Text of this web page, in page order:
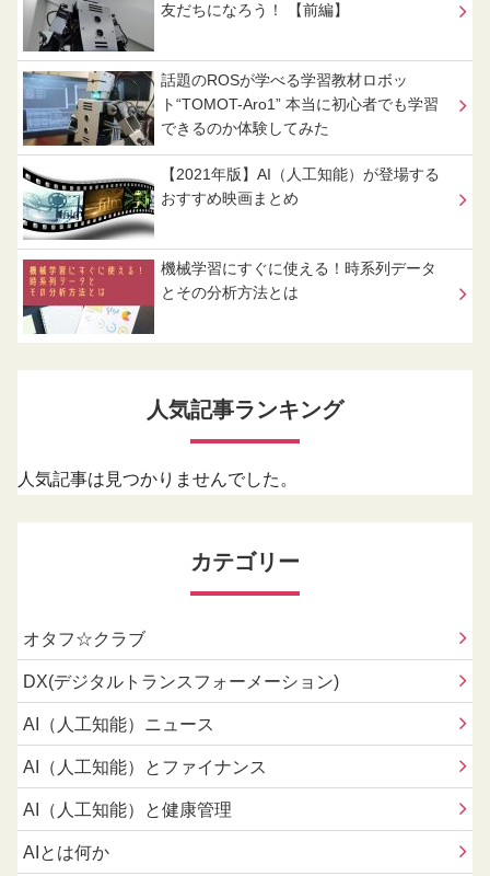
友だちになろう！ 【前編】
話題のROSが学べる学習教材ロボッ
ト“TOMOT-Aro1” 本当に初心者でも学習
できるのか体験してみた
【2021年版】AI（人工知能）が登場する
おすすめ映画まとめ
機械学習にすぐに使える！時系列データ
とその分析方法とは
人気記事ランキング
人気記事は見つかりませんでした。
カテゴリー
オタフ☆クラブ
DX(デジタルトランスフォーメーション)
AI（人工知能）ニュース
AI（人工知能）とファイナンス
AI（人工知能）と健康管理
AIとは何か